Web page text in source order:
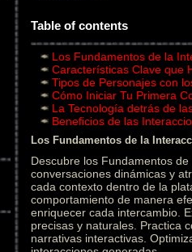
Table of contents
Los Fundamentos de la
Características Clave que
Tipos de Personajes con
Cómo Iniciar Tu Primera
La Tecnología detrás de
Beneficios de las
Los Fundamentos de la
Descubre los Fundamentos
conversaciones dinámicas y
cada contexto dentro de la
comportamiento de manera
enriquecer cada intercambio.
precisas y naturales. Practica
narrativas interactivas.